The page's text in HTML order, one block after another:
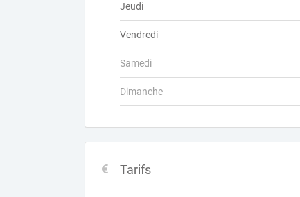
Jeudi
Vendredi
Samedi
Dimanche
Tarifs